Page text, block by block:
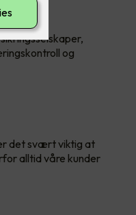
og
det svært viktig at
alltid våre kunder